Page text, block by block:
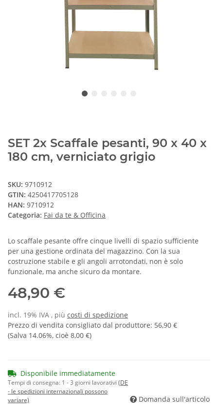
SET 2x Scaffale pesanti, 90 x 40 x
180 cm, verniciato grigio
SKU: 9710912
GTIN: 4250417705128
HAN: 9710912
Categoria: Fai da te & Officina
Lo scaffale pesante offre cinque livelli di spazio sufficiente
per una gestione ordinata del magazzino. Con la sua
costruzione stabile e gli angoli arrotondati, non è solo
funzionale, ma anche sicuro da montare.
48,90 €
incl. 19% IVA , più costi di spedizione
Prezzo di vendita consigliato dal produttore: 56,90 €
(Salva 14.06%, cioè 8,00 €)
Disponibile immediatamente
Tempi di consegna: 1 - 3 giorni lavorativi (DE
- le spedizioni internazionali possono
variare)
Domanda sull'articolo